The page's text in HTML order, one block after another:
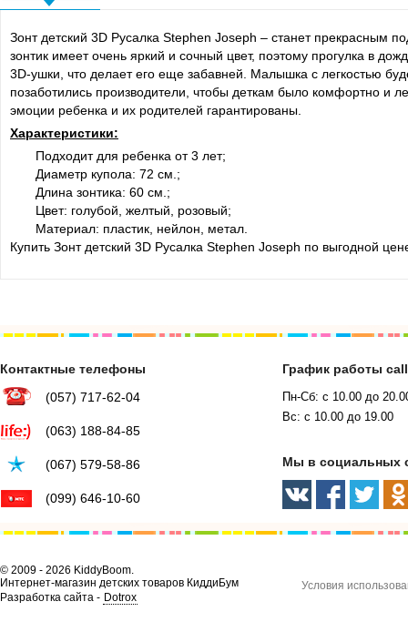
Зонт детский 3D Русалка Stephen Joseph – станет прекрасным
зонтик имеет очень яркий и сочный цвет, поэтому прогулка в
3D-ушки, что делает его еще забавней. Малышка с легкостью
позаботились производители, чтобы деткам было комфортно и
эмоции ребенка и их родителей гарантированы.
Характеристики:
Подходит для ребенка от 3 лет;
Диаметр купола: 72 см.;
Длина зонтика: 60 см.;
Цвет: голубой, желтый, розовый;
Материал: пластик, нейлон, метал.
Купить Зонт детский 3D Русалка Stephen Joseph по выгодной
Контактные телефоны
(057) 717-62-04
(063) 188-84-85
(067) 579-58-86
(099) 646-10-60
График работы
Пн-Сб: с 10.00 до
Вс: с 10.00 до 19.00
Мы в социальных
© 2009 - 2026 KiddyBoom.
Интернет-магазин детских товаров КиддиБум
Разработка сайта - Dotrox
Условия